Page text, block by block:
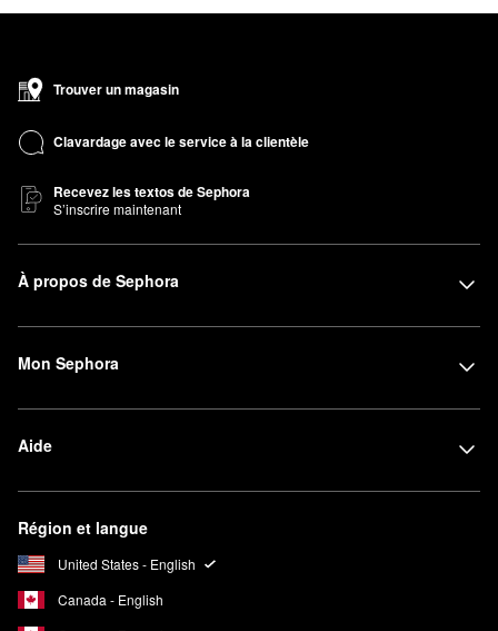
Trouver un magasin
Clavardage avec le service à la clientèle
Recevez les textos de Sephora
S’inscrire maintenant
À propos de Sephora
Mon Sephora
Aide
Région et langue
United States - English
Canada - English